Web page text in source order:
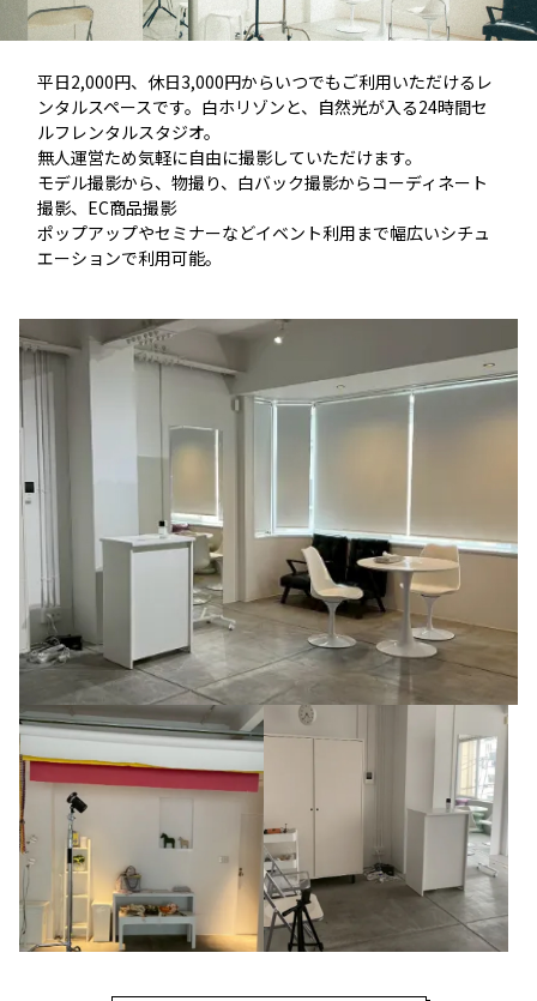
平日2,000円、休日3,000円からいつでもご利用いただけるレ
ンタルスペースです。 白ホリゾンと、自然光が入る24時間セ
ルフレンタルスタジオ。
無人運営ため気軽に自由に撮影していただけます。
モデル撮影から、物撮り、白バック撮影からコーディネート
撮影、EC商品撮影
ポップアップやセミナーなどイベント利用まで幅広いシチュ
エーションで利用可能。